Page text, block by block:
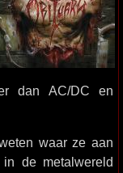
dan AC/DC en
waar ze aan
de metalwereld